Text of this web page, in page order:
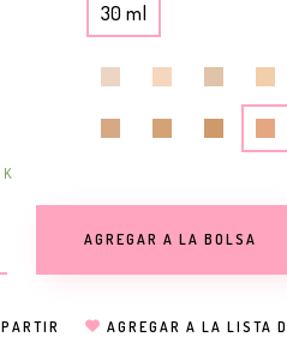
30 ml
AGREGAR A LA BOLSA
AGREGAR A LA LISTA